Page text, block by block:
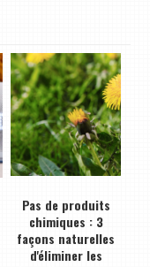
Pas de produits
chimiques : 3
façons naturelles
d'éliminer les